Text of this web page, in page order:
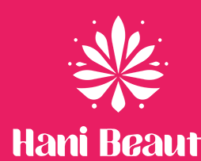
- Chất lượng hàng đầu và thái
là tôn chỉ của Shop Hani Beaty.
- Sản phẩm cam kết như hình
- Đổi trả hàng trong vòng 7
cho quý khách.